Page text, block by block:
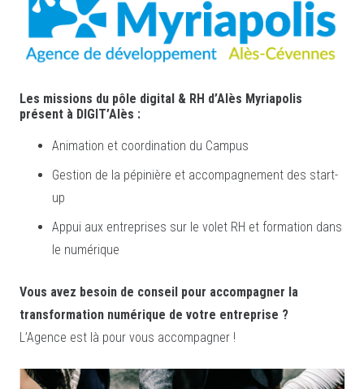
Les missions du pôle digital & RH d’Alès Myriapolis
présent à DIGIT’Alès :
Animation et coordination du Campus
Gestion de la pépinière et accompagnement des start-
up
Appui aux entreprises sur le volet RH et formation dans
le numérique
Vous avez besoin de conseil pour accompagner la
transformation numérique de votre entreprise ?
L’Agence est là pour vous accompagner !